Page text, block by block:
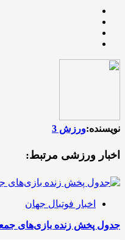
نویسنده:ورزش 3
اخبار ورزشی مرتبط:
اخبار فوتبال جهان
جدول پخش زنده بازی‌های جمعه 16